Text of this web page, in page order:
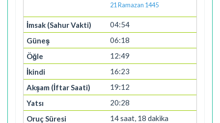
21 Ramazan 1445
04:54
06:18
12:49
16:23
19:12
20:28
14 saat, 18 dakika